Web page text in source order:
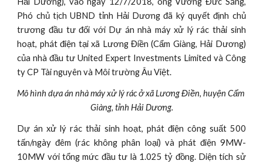
Phó chủ tịch UBND tỉnh Hải Dương đã ký quyết định chủ
trương đầu tư đối với Dự án nhà máy xử lý rác thải sinh
hoạt, phát điện tại xã Lương Điền (Cẩm Giàng, Hải Dương)
của nhà đầu tư United Expert Investments Limited và Công
ty CP Tài nguyên và Môi trường Âu Việt.
Mô hình dựa án nhà máy xử lý rác ở xã Lương Điền, huyện Cẩm
Giàng, tỉnh Hải Dương.
Dự án xử lý rác thải sinh hoạt, phát điện công suất 500
tấn/ngày đêm (rác không phân loại) và phát điện 9MW-
10MW với tổng mức đầu tư là 1.025 tỷ đồng. Diện tích sử